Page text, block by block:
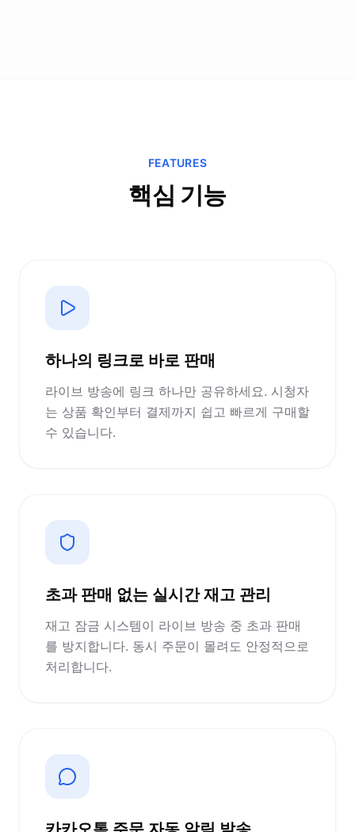
FEATURES
핵심 기능
하나의 링크로 바로 판매
라이브 방송에 링크 하나만 공유하세요. 시청자
는 상품 확인부터 결제까지 쉽고 빠르게 구매할
수 있습니다.
초과 판매 없는 실시간 재고 관리
재고 잠금 시스템이 라이브 방송 중 초과 판매
를 방지합니다. 동시 주문이 몰려도 안정적으로
처리합니다.